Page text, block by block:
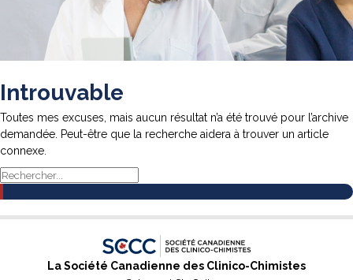
Introuvable
Toutes mes excuses, mais aucun résultat n’a été trouvé pour l’archive
demandée. Peut-être que la recherche aidera à trouver un article
connexe.
Chercher:
La Société Canadienne des Clinico-Chimistes